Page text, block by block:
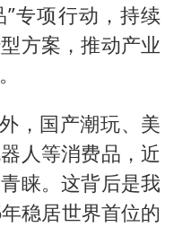
专项行动，持续
方案，推动产业
，国产潮玩、美
人等消费品，近
睐。这背后是我
稳居世界首位的